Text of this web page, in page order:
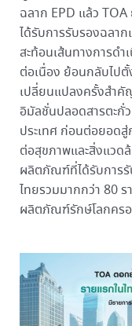
ฉลาก EPD แล้ว TOA
ได้รับการรับรองฉลา
สะท้อนเส้นทางการด
ต่อเนื่อง ย้อนกลับไป
เปลี่ยนแปลงครั้งสำ
อิมัลชั่นปลอดสารตะกั่
ประเทศ ก่อนต่อยอด
ต่อสุขภาพและสิ่งแวด
ผลิตภัณฑ์ที่ได้รับการรั
ไทยรวมมากกว่า 80
ผลิตภัณฑ์รักษ์โลกครอ